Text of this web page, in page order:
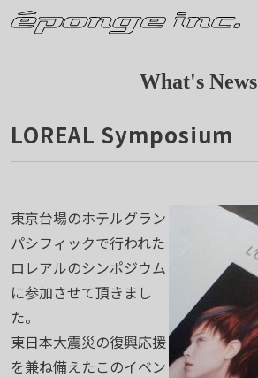
What's News
LOREAL Symposium
東京台場のホテルグラン
パシフィックで行われた
ロレアルのシンポジウム
に参加させて頂きまし
た。
東日本大震災の復興応援
を兼ね備えたこのイベン